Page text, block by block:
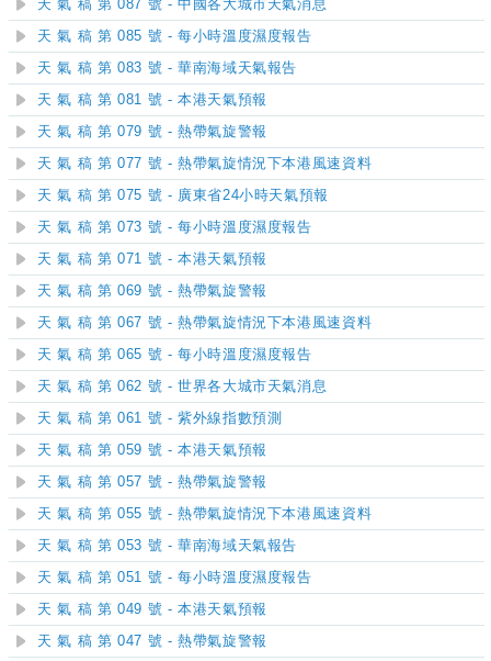
天 氣 稿 第 087 號 - 中國各大城市天氣消息
天 氣 稿 第 085 號 - 每小時溫度濕度報告
天 氣 稿 第 083 號 - 華南海域天氣報告
天 氣 稿 第 081 號 - 本港天氣預報
天 氣 稿 第 079 號 - 熱帶氣旋警報
天 氣 稿 第 077 號 - 熱帶氣旋情況下本港風速資料
天 氣 稿 第 075 號 - 廣東省24小時天氣預報
天 氣 稿 第 073 號 - 每小時溫度濕度報告
天 氣 稿 第 071 號 - 本港天氣預報
天 氣 稿 第 069 號 - 熱帶氣旋警報
天 氣 稿 第 067 號 - 熱帶氣旋情況下本港風速資料
天 氣 稿 第 065 號 - 每小時溫度濕度報告
天 氣 稿 第 062 號 - 世界各大城市天氣消息
天 氣 稿 第 061 號 - 紫外線指數預測
天 氣 稿 第 059 號 - 本港天氣預報
天 氣 稿 第 057 號 - 熱帶氣旋警報
天 氣 稿 第 055 號 - 熱帶氣旋情況下本港風速資料
天 氣 稿 第 053 號 - 華南海域天氣報告
天 氣 稿 第 051 號 - 每小時溫度濕度報告
天 氣 稿 第 049 號 - 本港天氣預報
天 氣 稿 第 047 號 - 熱帶氣旋警報